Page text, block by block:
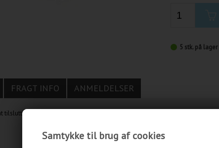
Samtykke til brug af cookies
5 stk. på lager
FRAGT INFO ANMELDELSER
computeren til en stikkontakt eller en stikdåse. Med 2 bens stik.